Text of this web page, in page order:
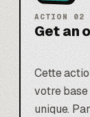
ACTION 02
Get an
Cette
votre
unique.